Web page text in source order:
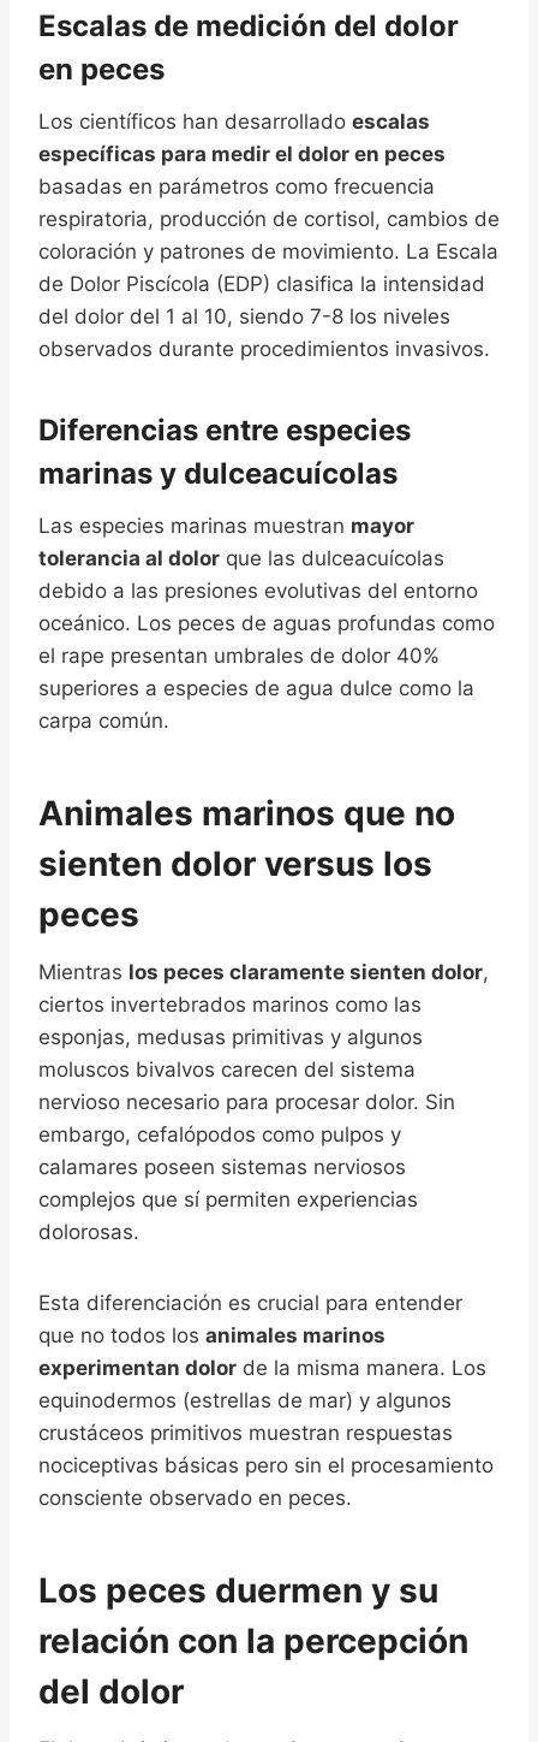
Escalas de medición del dolor
en peces
Los científicos han desarrollado escalas
específicas para medir el dolor en peces
basadas en parámetros como frecuencia
respiratoria, producción de cortisol, cambios de
coloración y patrones de movimiento. La Escala
de Dolor Piscícola (EDP) clasifica la intensidad
del dolor del 1 al 10, siendo 7-8 los niveles
observados durante procedimientos invasivos.
Diferencias entre especies
marinas y dulceacuícolas
Las especies marinas muestran mayor
tolerancia al dolor que las dulceacuícolas
debido a las presiones evolutivas del entorno
oceánico. Los peces de aguas profundas como
el rape presentan umbrales de dolor 40%
superiores a especies de agua dulce como la
carpa común.
Animales marinos que no
sienten dolor versus los
peces
Mientras los peces claramente sienten dolor,
ciertos invertebrados marinos como las
esponjas, medusas primitivas y algunos
moluscos bivalvos carecen del sistema
nervioso necesario para procesar dolor. Sin
embargo, cefalópodos como pulpos y
calamares poseen sistemas nerviosos
complejos que sí permiten experiencias
dolorosas.
Esta diferenciación es crucial para entender
que no todos los animales marinos
experimentan dolor de la misma manera. Los
equinodermos (estrellas de mar) y algunos
crustáceos primitivos muestran respuestas
nociceptivas básicas pero sin el procesamiento
consciente observado en peces.
Los peces duermen y su
relación con la percepción
del dolor